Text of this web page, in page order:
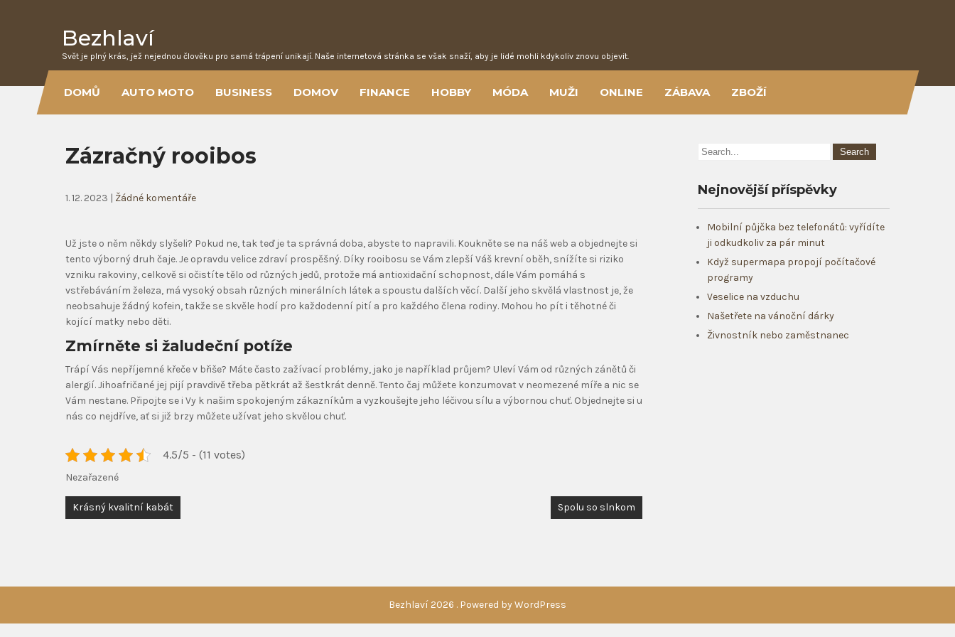
Bezhlaví
Svět je plný krás, jež nejednou člověku pro samá trápení unikají. Naše internetová stránka se však snaží, aby je lidé mohli kdykoliv znovu objevit.
DOMŮ AUTO MOTO BUSINESS DOMOV FINANCE HOBBY MÓDA MUŽI ONLINE ZÁBAVA ZBOŽÍ
Zázračný rooibos
1. 12. 2023 | Žádné komentáře
Už jste o něm někdy slyšeli? Pokud ne, tak teď je ta správná doba, abyste to napravili. Koukněte se na náš web a objednejte si
tento výborný druh čaje. Je opravdu velice zdraví prospěšný. Díky rooibosu se Vám zlepší Váš krevní oběh, snížíte si riziko
vzniku rakoviny, celkově si očistíte tělo od různých jedů, protože má antioxidační schopnost, dále Vám pomáhá s
vstřebáváním železa, má vysoký obsah různých minerálních látek a spoustu dalších věcí. Další jeho skvělá vlastnost je, že
neobsahuje žádný kofein, takže se skvěle hodí pro každodenní pití a pro každého člena rodiny. Mohou ho pít i těhotné či
kojící matky nebo děti.
Zmírněte si žaludeční potíže
Trápí Vás nepříjemné křeče v břiše? Máte často zažívací problémy, jako je například průjem? Uleví Vám od různých zánětů či
alergií. Jihoafričané jej pijí pravdivě třeba pětkrát až šestkrát denně. Tento čaj můžete konzumovat v neomezené míře a nic se
Vám nestane. Připojte se i Vy k našim spokojeným zákazníkům a vyzkoušejte jeho léčivou sílu a výbornou chuť. Objednejte si u
nás co nejdříve, ať si již brzy můžete užívat jeho skvělou chuť.
4.5/5 - (11 votes)
Nezařazené
Navigace
pro
Krásný kvalitní kabát Spolu so slnkom
Nejnovější příspěvky
Mobilní půjčka bez telefonátů: vyřídíte
ji odkudkoliv za pár minut
Když supermapa propojí počítačové
programy
Veselice na vzduchu
Našetřete na vánoční dárky
Živnostník nebo zaměstnanec
Bezhlaví 2026 . Powered by WordPress